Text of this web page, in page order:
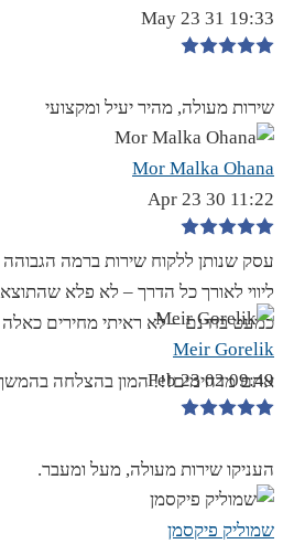
19:33 31 May 23
שירות מעולה, מהיר יעיל ומקצועי
Mor Malka Ohana
11:22 30 Apr 23
עסק שנותן ללקוח שירות ברמה
ליווי לאורך כל הדרך – לא פלא
כמעט בחינם – לא ראיתי מחירים
אתם מדהימים!!! המון בהצלחה
Meir Gorelik
09:49 02 Feb 23
העניקו שירות מעולה, מעל ומעבר.
שמוליק פיקסמן